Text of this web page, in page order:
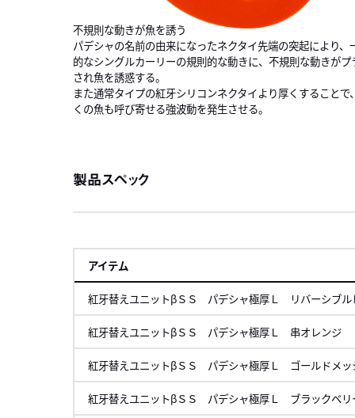
不規則な動きが魚を誘う
パデシャの名前の由来になったネクタイ先端の突起により、
的なシングルカーリーの規則的な動きに、不規則な動きがプ
され魚を誘惑する。
また通常タイプの紅牙シリコンネクタイより厚くすることで
くの魚も呼び寄せる強波動を発生させる。
製品スペック
アイテム
紅牙替えユニットβＳＳ パデシャ極厚Ｌ リバーシブル
紅牙替えユニットβＳＳ パデシャ極厚Ｌ 串オレンジ
紅牙替えユニットβＳＳ パデシャ極厚Ｌ ゴールドメッ
紅牙替えユニットβＳＳ パデシャ極厚Ｌ ブラックベリ